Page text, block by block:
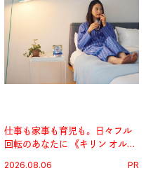
仕事も家事も育児も。日々フル
回転のあなたに 《キリン オルニ
2026.08.06 PR